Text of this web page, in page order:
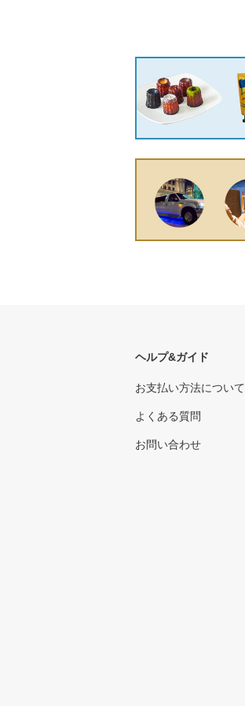
ヘルプ&ガイド
お支払い方法について
よくある質問
お問い合わせ